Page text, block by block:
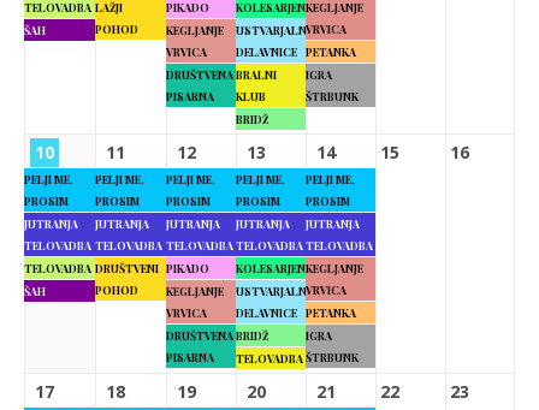
TELOVADBA
ŠAH
LAŽJI
POHOD
PIKADO
KEGLJANJE
VRVICA
DRUŠTVENA
PISARNA
KOLESARJENJE
USTVARJALNE
DELAVNICE
BRALNI
KLUB
BRIDŽ
KEGLJANJE
VRVICA
PETANKA
IGRA
ŠTRBUNK
10
PELJI ME,
PROSIM
JUTRANJA
TELOVADBA
TELOVADBA
ŠAH
11
PELJI ME,
PROSIM
JUTRANJA
TELOVADBA
DRUŠTVENI
POHOD
12
PELJI ME,
PROSIM
JUTRANJA
TELOVADBA
PIKADO
KEGLJANJE
VRVICA
DRUŠTVENA
PISARNA
13
PELJI ME,
PROSIM
JUTRANJA
TELOVADBA
KOLESARJENJE
USTVARJALNE
DELAVNICE
BRIDŽ
TELOVADBA
14
PELJI ME,
PROSIM
JUTRANJA
TELOVADBA
KEGLJANJE
VRVICA
PETANKA
IGRA
ŠTRBUNK
15 16
17 18 19 20 21 22 23